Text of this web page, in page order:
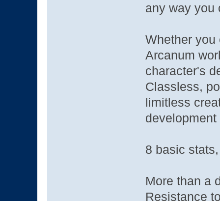
any way you
Whether you
Arcanum
character's
Classless,
limitless
development
8 basic
More than a
Resistance